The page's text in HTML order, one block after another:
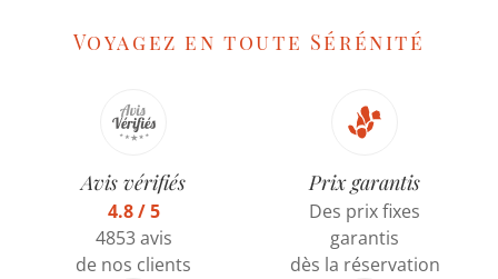
Voyagez en toute Sérénité
Avis vérifiés
4.8 / 5
4853 avis
de nos clients
Prix garantis
Des prix fixes
garantis
dès la réservation